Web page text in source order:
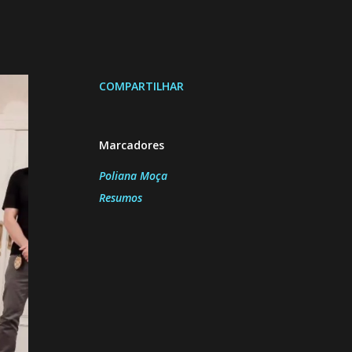
COMPARTILHAR
Marcadores
Poliana Moça
Resumos